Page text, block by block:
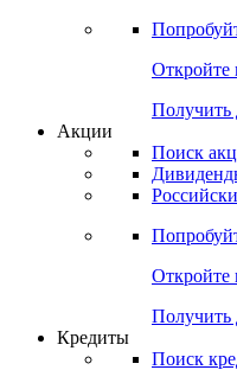
Откройте
Получить
Акции
Поиск
Откройте
Получить
Кредиты
Поиск